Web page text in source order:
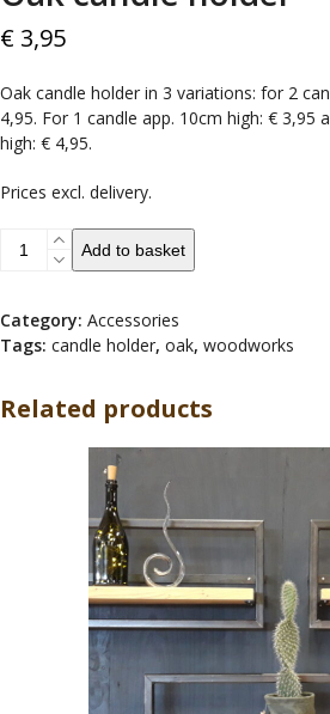
€ 3,95
Oak candle holder in 3 variations: for 2
4,95. For 1 candle app. 10cm high: € 3,95
high: € 4,95.
Prices excl. delivery.
Oak
quantity
Add to basket
Category: Accessories
Tags: candle holder, oak, woodworks
Related products